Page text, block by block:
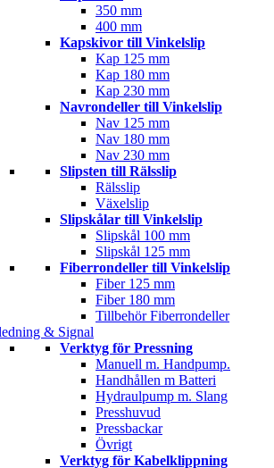
350 mm
400 mm
Kapskivor till Vinkelslip
Kap 125 mm
Kap 180 mm
Kap 230 mm
Navrondeller till Vinkelslip
Nav 125 mm
Nav 180 mm
Nav 230 mm
Slipsten till Rälsslip
Rälsslip
Växelslip
Slipskålar till Vinkelslip
Slipskål 100 mm
Slipskål 125 mm
Fiberrondeller till Vinkelslip
Fiber 125 mm
Fiber 180 mm
Tillbehör Fiberrondeller
& Signal
Verktyg för Pressning
Manuell m. Handpump.
Handhållen m Batteri
Hydraulpump m. Slang
Presshuvud
Pressbackar
Övrigt
Verktyg för Kabelklippning